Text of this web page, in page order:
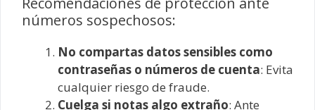
números sospechosos:
No compartas datos sensibles como
contraseñas o números de cuenta: Evita
cualquier riesgo de fraude.
Cuelga si notas algo extraño: Ante